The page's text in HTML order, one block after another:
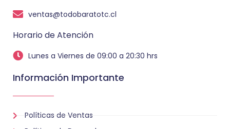
ventas@todobaratotc.cl
Horario de Atención
Lunes a Viernes de 09:00 a 20:30 hrs
Información Importante
Políticas de Ventas